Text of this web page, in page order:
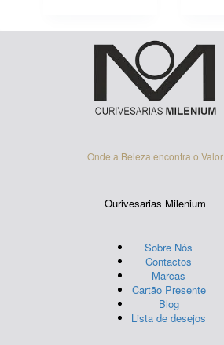
be
chosen
on
product
Onde a Beleza encontra o Valor
Ourivesarias Milenium
Sobre Nós
Contactos
Marcas
Cartão Presente
Blog
Lista de desejos